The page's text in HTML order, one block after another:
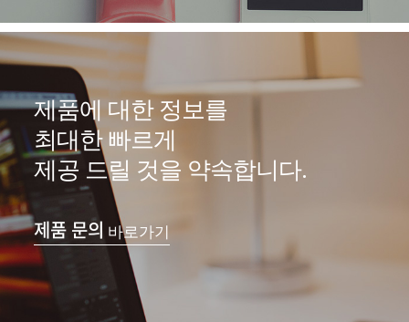
제품에 대한 정보를
최대한 빠르게
제공 드릴 것을 약속합니다.
제품 문의 바로가기